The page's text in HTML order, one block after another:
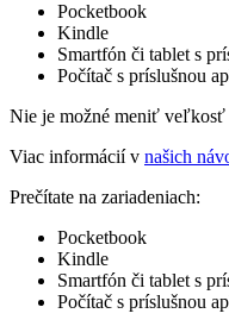
Pocketbook
Kindle
Smartfón či tablet s
Počítač s príslušnou
Nie je možné meniť veľkosť
Viac informácií v našich
Prečítate na zariadeniach:
Pocketbook
Kindle
Smartfón či tablet s
Počítač s príslušnou